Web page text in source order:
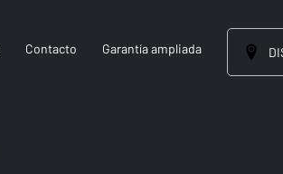
Contacto Garantía ampliada